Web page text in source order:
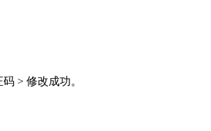
> 修改成功。